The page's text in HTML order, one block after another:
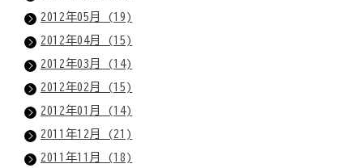
2012年05月 (19)
2012年04月 (15)
2012年03月 (14)
2012年02月 (15)
2012年01月 (14)
2011年12月 (21)
2011年11月 (18)